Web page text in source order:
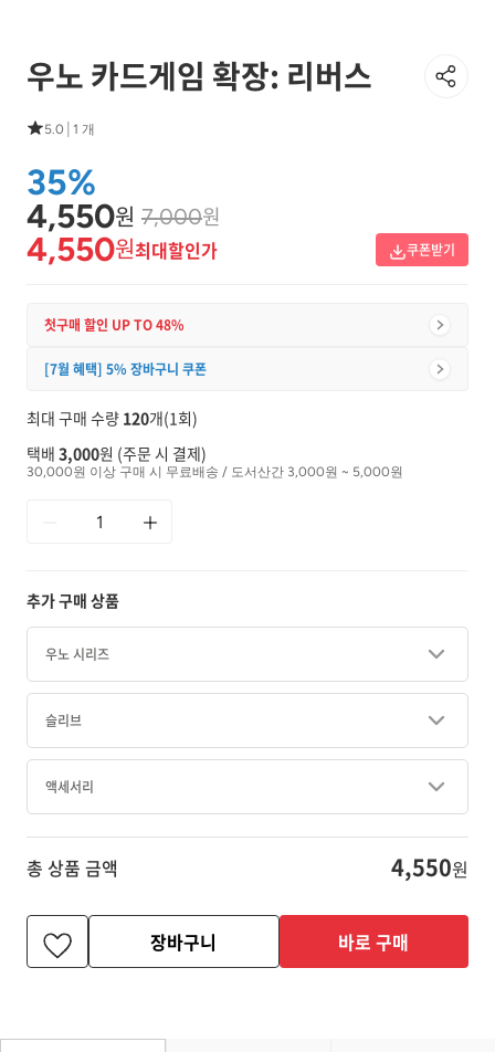
우노 카드게임 확장: 리버스
5.0 1 개
35%
4,550원 7,000원
4,550원최대할인가 쿠폰받기
첫구매 할인 UP TO 48%
[7월 혜택] 5% 장바구니 쿠폰
최대 구매 수량 120개(1회)
택배 3,000원 (주문 시 결제)
30,000원 이상 구매 시 무료배송 / 도서산간 3,000원 ~ 5,000원
추가 구매 상품
우노 시리즈
슬리브
액세서리
총 상품 금액 4,550원
장바구니 바로 구매